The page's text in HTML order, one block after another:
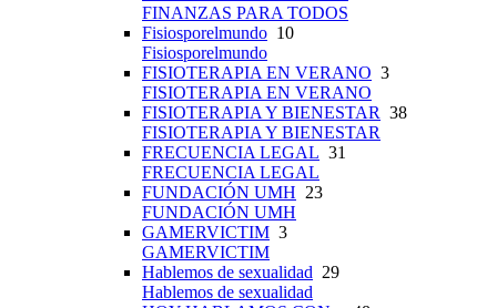
FINANZAS PARA TODOS
Fisiosporelmundo 10
Fisiosporelmundo
FISIOTERAPIA EN VERANO 3
FISIOTERAPIA EN VERANO
FISIOTERAPIA Y BIENESTAR 38
FISIOTERAPIA Y BIENESTAR
FRECUENCIA LEGAL 31
FRECUENCIA LEGAL
FUNDACIÓN UMH 23
FUNDACIÓN UMH
GAMERVICTIM 3
GAMERVICTIM
Hablemos de sexualidad 29
Hablemos de sexualidad